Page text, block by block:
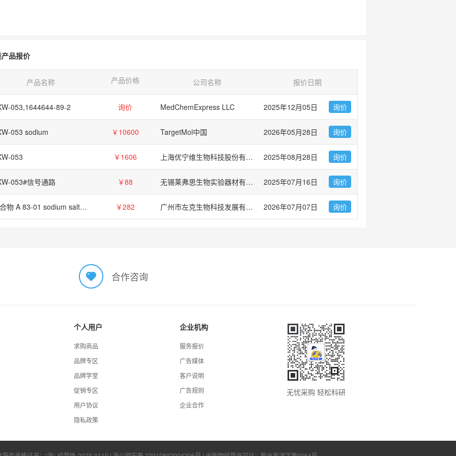
品报价
产品名称 产品价格 公司名称 报价日期
053,1644644-89-2 询价 MedChemExpress LLC 2025年12月05日 询价
053 sodium ￥10600 TargetMol中国 2026年05月28日 询价
053 ￥1606 上海优宁维生物科技股份有限公司 2025年08月28日 询价
053#信号通路 ￥88 无锡莱弗思生物实验器材有限公司 2025年07月16日 询价
化合物 A 83-01 sodium salt【2828431-89-4】 ￥282 广州市左克生物科技发展有限公司 2026年07月07日 询价
合作咨询
个人用户
求购商品
品牌专区
品牌学堂
促销专区
用户协议
隐私政策
企业机构
服务报价
广告媒体
客户说明
广告规则
企业合作
无忧采购 轻松科研